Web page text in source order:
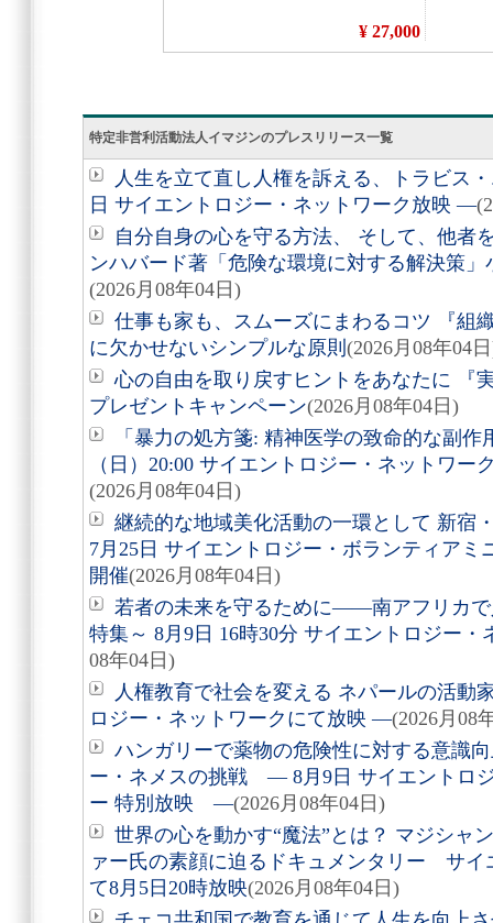
特定非営利活動法人イマジンのプレスリリース一覧
人生を立て直し人権を訴える、トラビス
日 サイエントロジー・ネットワーク放映 ―
自分自身の心を守る方法、 そして、他者
ンハバード著「危険な環境に対する解決策
(2026月08年04日)
仕事も家も、スムーズにまわるコツ 『
に欠かせないシンプルな原則 (2026月08年04
心の自由を取り戻すヒントをあなたに 『
プレゼントキャンペーン(2026月08年04日)
「暴力の処方箋: 精神医学の致命的な副
（日）20:00 サイエントロジー・ネットワー
(2026月08年04日)
継続的な地域美化活動の一環として 新宿
7月25日 サイエントロジー・ボランティアミ
開催(2026月08年04日)
若者の未来を守るために――南アフリカ
特集～ 8月9日 16時30分 サイエントロジー・
08年04日)
人権教育で社会を変える ネパールの活動
ロジー・ネットワークにて放映 ―(2026月08
ハンガリーで薬物の危険性に対する意識
ー・ネメスの挑戦 ― 8月9日 サイエントロ
ー 特別放映 ―(2026月08年04日)
世界の心を動かす“魔法”とは？ マジシャ
ァー氏の素顔に迫るドキュメンタリー サイ
て8月5日20時放映(2026月08年04日)